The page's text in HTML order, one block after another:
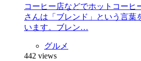
コーヒー店などでホットコーヒ
さんは「ブレンド」という言葉
います。ブレン…
グルメ
442 views